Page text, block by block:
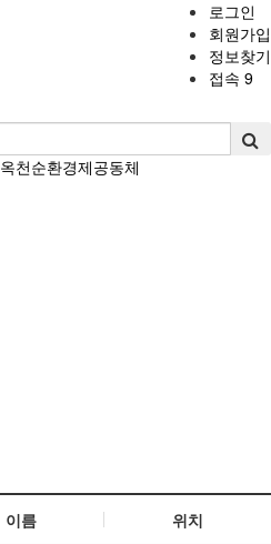
로그인
회원가입
정보찾기
접속 9
옥천순환경제공동체
이름
위치